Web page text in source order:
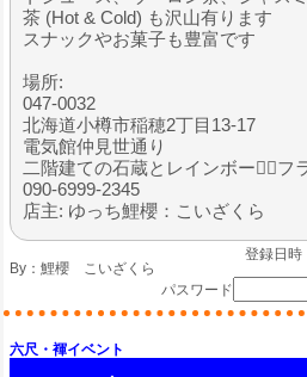
茶 (Hot & Cold) も沢山有ります
スナックやお菓子も豊富です
場所:
047-0032
北海道小樽市稲穂2丁目13-17
電気館仲見世通り
二階建ての石蔵とレインボー🏳️‍🌈フ
090-6999-2345
店主: ゆっち鯉櫻：こいざくら
登録日時
By： 鯉櫻 こいざくら
パスワード
六尺・褌イベント